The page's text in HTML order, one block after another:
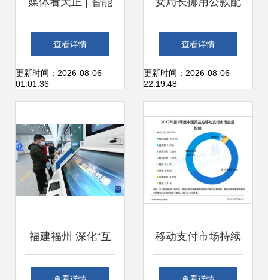
工厂的“数字医者”
解码个人互联网的
查看详情
更新时间：2026-08-06
01:01:36
置豪华休息室被查
权力岂能一再越界
查看详情
更新时间：2026-08-06
22:19:48
福建福州 深化“互
联网+政务服务”，
移动支付市场持续
扩张 2017年第二